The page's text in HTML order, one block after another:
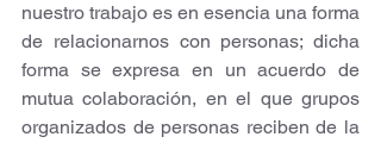
nuestro trabajo es en esencia una forma
de relacionarnos con personas; dicha
forma se expresa en un acuerdo de
mutua colaboración, en el que grupos
organizados de personas reciben de la